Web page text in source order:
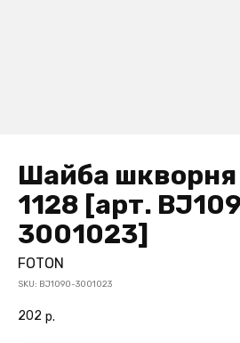
Шайба
1128 [арт.
3001023]
FOTON
SKU: BJ1090-3001023
202 р.